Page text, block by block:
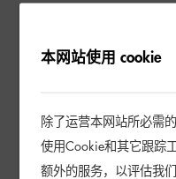
本网站使用 cookie
除了运营本网站所必需
使用Cookie和其它跟踪
额外的服务，以评估我